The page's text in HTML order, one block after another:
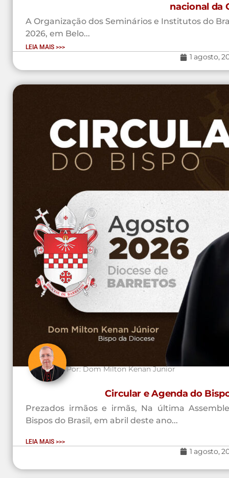
nacional da
A Organização dos Seminários e Institutos do
2026, em Belo...
LEIA MAIS >>>
1 agosto,
Por:Dom Milton Kenan Junior
Circular e Agenda do
Prezados irmãos e irmãs, Na última
Bispos do Brasil, em abril deste ano...
LEIA MAIS >>>
1 agosto,